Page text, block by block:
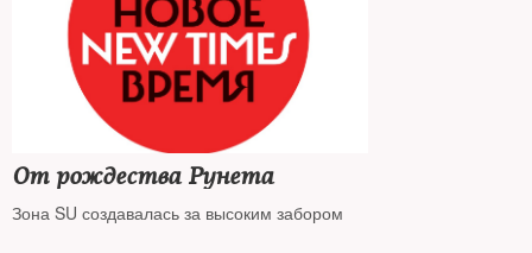
От рождества Рунета
Зона SU создавалась за высоким забором